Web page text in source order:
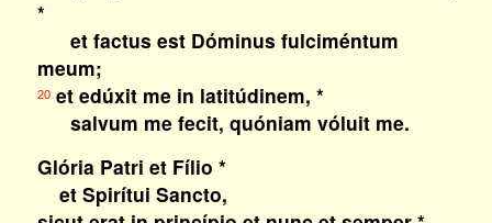
*
et factus est Dóminus fulciméntum
meum;
20et edúxit me in latitúdinem, *
salvum me fecit, quóniam vóluit me.
Glória Patri et Fílio *
et Spirítui Sancto,